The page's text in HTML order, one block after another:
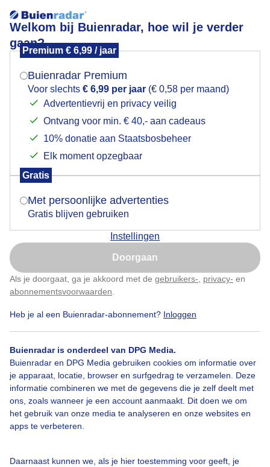
Welkom bij Buienradar, hoe wil je verder
gaan?
Premium € 6,99 / jaar
Buienradar Premium
Voor slechts € 6,99 per jaar (€ 0,58 per maand)
Advertentievrij en privacy veilig
Ontvang voor min. € 40,- aan cadeaus
10% donatie aan Staatsbosbeheer
Elk moment opzegbaar
Gratis
Met persoonlijke advertenties
Gratis blijven gebruiken
Instellingen
Doorgaan
Als je doorgaat, ga je akkoord met de gebruikers- privacy- en
abonnementsvoorwaarden
Heb je al een Buienradar-abonnement? Inloggen
Buienradar is onderdeel van DPG Media.
Buienradar en DPG Media gebruiken cookies om informatie over
je apparaat, locatie, browser en surfgedrag te verzamelen. Deze
informatie combineren we met de gegevens die je zelf deelt met
ons, zoals wanneer je een account aanmaakt. Dit doen we om
het gebruik van onze media te analyseren en onze websites en
apps te verbeteren.
Daarnaast kunnen we, als je hier toestemming voor geeft, je
Prachtige kleuren langs de dijk
Door: Dilia van Zon Gemaakt: 14-05-2026, 36x bekeken
Kleurrijk Wolken
Bekijk slideshow
Mogen we je locatie gebruiken voor het
Indien je hier nog geen akkoord op hebt gegeven,
verschijnt er zo een pop-up uit je browser waarin
Is goed, toon de popup
Nu niet, misschien later
Klik hierom dit aan te passen